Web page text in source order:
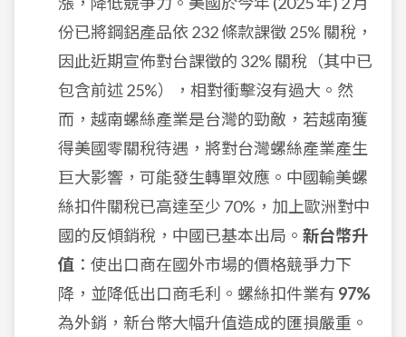
份已將鋼鋁產品依 232 條款課徵 25% 關稅，
因此近期宣佈對台課徵的 32% 關稅（其中已
包含前述 25%），相對衝擊沒有過大。然
而，越南螺絲產業是台灣的勁敵，若越南獲
得美國零關稅待遇，將對台灣螺絲產業產生
巨大影響，可能發生轉單效應。中國輸美螺
絲扣件關稅已高達至少 70%，加上歐洲對中
國的反傾銷稅，中國已基本出局。 新台幣升
值 ：使出口商在國外市場的價格競爭力下
降，並降低出口商毛利。螺絲扣件業有 97%
為外銷，新台幣大幅升值造成的匯損嚴重。